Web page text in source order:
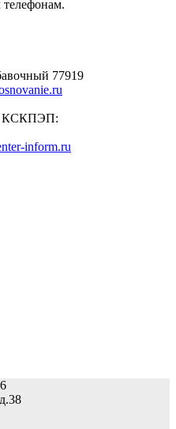
телефонам.
77919
КСКПЭП:
inform.ru